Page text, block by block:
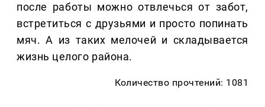
после работы можно отвлечься от забот,
встретиться с друзьями и просто попинать
мяч. А из таких мелочей и складывается
жизнь целого района.
Количество прочтений: 1081